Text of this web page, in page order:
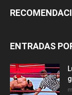
ENTRADAS